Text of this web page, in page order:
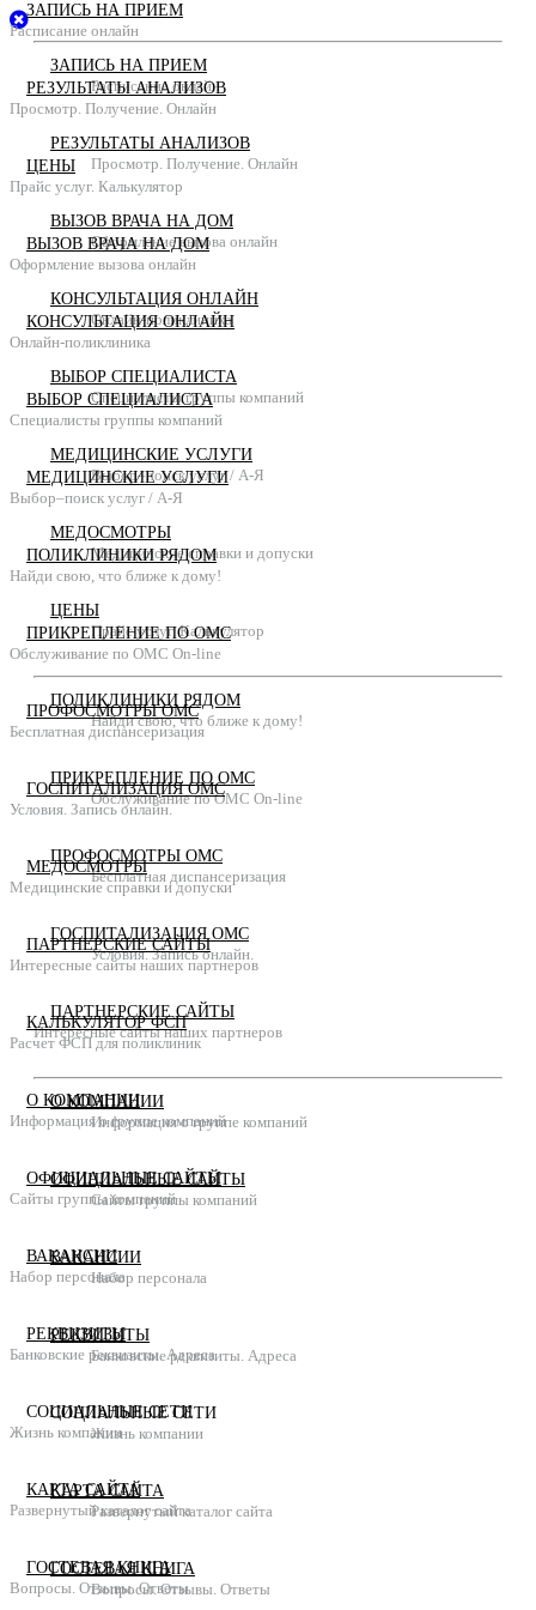
ЗАПИСЬ НА ПРИЕМ
Расписание онлайн
РЕЗУЛЬТАТЫ АНАЛИЗОВ
Просмотр. Получение. Онлайн
ВЫЗОВ ВРАЧА НА ДОМ
Оформление вызова онлайн
КОНСУЛЬТАЦИЯ ОНЛАЙН
Онлайн-поликлиника
ВЫБОР СПЕЦИАЛИСТА
Специалисты группы компаний
МЕДИЦИНСКИЕ УСЛУГИ
Выбор–поиск услуг / А-Я
МЕДОСМОТРЫ
Медицинские справки и допуски
ЦЕНЫ
Прайс услуг. Калькулятор
ПОЛИКЛИНИКИ РЯДОМ
Найди свою, что ближе к дому!
ПРИКРЕПЛЕНИЕ ПО ОМС
Обслуживание по ОМС On-line
ПРОФОСМОТРЫ ОМС
Бесплатная диспансеризация
ГОСПИТАЛИЗАЦИЯ ОМС
Условия. Запись онлайн.
ПАРТНЕРСКИЕ САЙТЫ
Интересные сайты наших партнеров
О КОМПАНИИ
Информация о группе компаний
ОФИЦИАЛЬНЫЕ САЙТЫ
Сайты группы компаний
ВАКАНСИИ
Набор персонала
РЕКВИЗИТЫ
Банковские реквизиты. Адреса
СОЦИАЛЬНЫЕ СЕТИ
Жизнь компании
КАРТА САЙТА
Развернутый каталог сайта
ГОСТЕВАЯ КНИГА
Вопросы. Отзывы. Ответы
ЗАПИСЬ НА ПРИЕМ
Расписание онлайн
РЕЗУЛЬТАТЫ АНАЛИЗОВ
Просмотр. Получение. Онлайн
ЦЕНЫ
Прайс услуг. Калькулятор
ВЫЗОВ ВРАЧА НА ДОМ
Оформление вызова онлайн
КОНСУЛЬТАЦИЯ ОНЛАЙН
Онлайн-поликлиника
ВЫБОР СПЕЦИАЛИСТА
Специалисты группы компаний
МЕДИЦИНСКИЕ УСЛУГИ
Выбор–поиск услуг / А-Я
ПОЛИКЛИНИКИ РЯДОМ
Найди свою, что ближе к дому!
ПРИКРЕПЛЕНИЕ ПО ОМС
Обслуживание по ОМС On-line
ПРОФОСМОТРЫ ОМС
Бесплатная диспансеризация
ГОСПИТАЛИЗАЦИЯ ОМС
Условия. Запись онлайн.
МЕДОСМОТРЫ
Медицинские справки и допуски
ПАРТНЕРСКИЕ САЙТЫ
Интересные сайты наших партнеров
КАЛЬКУЛЯТОР ФСП
Расчет ФСП для поликлиник
О КОМПАНИИ
Информация о группе компаний
ОФИЦИАЛЬНЫЕ САЙТЫ
Сайты группы компаний
ВАКАНСИИ
Набор персонала
РЕКВИЗИТЫ
Банковские реквизиты. Адреса
СОЦИАЛЬНЫЕ СЕТИ
Жизнь компании
КАРТА САЙТА
Развернутый каталог сайта
ГОСТЕВАЯ КНИГА
Вопросы. Отзывы. Ответы